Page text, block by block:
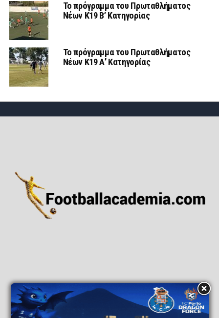
Το πρόγραμμα του Πρωταθλήματος
Νέων Κ19 Β’ Κατηγορίας
Το πρόγραμμα του Πρωταθλήματος
Νέων Κ19 Α’ Κατηγορίας